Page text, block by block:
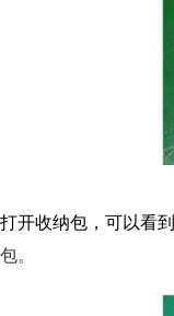
打开收纳包，可以看到
包。